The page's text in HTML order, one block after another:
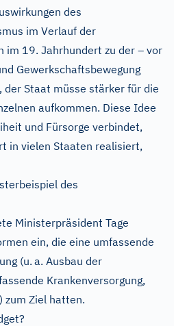
des
im Verlauf der
im 19. Jahrhundert zu der – vor
Gewerkschaftsbewegung
Staat müsse stärker für die
aufkommen. Diese Idee
und Fürsorge verbindet,
in vielen Staaten realisiert,
des
Ministerpräsident Tage
ein, die eine umfassende
(u. a. Ausbau der
Krankenversorgung,
zum Ziel hatten.